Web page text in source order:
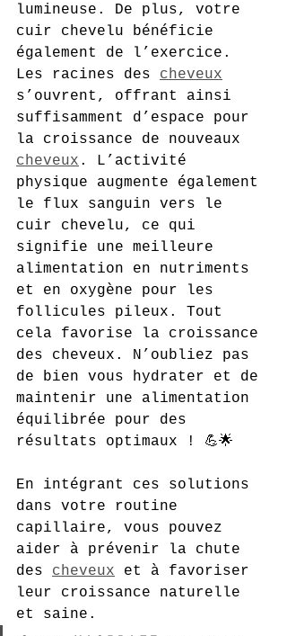
lumineuse. De plus, votre
cuir chevelu bénéficie
également de l’exercice.
Les racines des cheveux
s’ouvrent, offrant ainsi
suffisamment d’espace pour
la croissance de nouveaux
cheveux . L’activité
physique augmente également
le flux sanguin vers le
cuir chevelu, ce qui
signifie une meilleure
alimentation en nutriments
et en oxygène pour les
follicules pileux. Tout
cela favorise la croissance
des cheveux. N’oubliez pas
de bien vous hydrater et de
maintenir une alimentation
équilibrée pour des
résultats optimaux ! 💪🌟
En intégrant ces solutions
dans votre routine
capillaire, vous pouvez
aider à prévenir la chute
des cheveux et à favoriser
leur croissance naturelle
et saine.